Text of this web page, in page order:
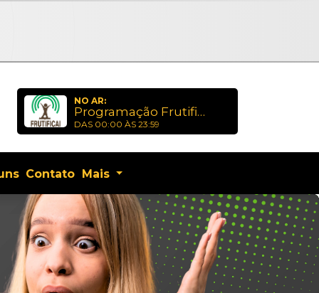
NO AR:
Programação Frutificai
DAS 00:00 ÀS 23:59
Contato Mais